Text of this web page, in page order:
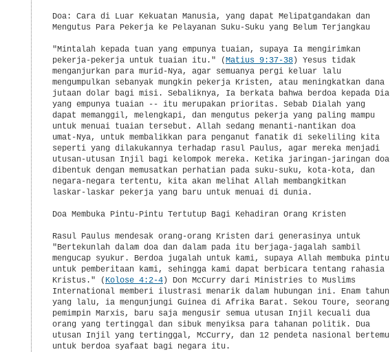
Doa: Cara di Luar Kekuatan Manusia, yang dapat Melipatgandakan dan
Mengutus Para Pekerja ke Pelayanan Suku-Suku yang Belum Terjangkau
"Mintalah kepada tuan yang empunya tuaian, supaya Ia mengirimkan
pekerja-pekerja untuk tuaian itu." (Matius 9:37-38) Yesus tidak
menganjurkan para murid-Nya, agar semuanya pergi keluar lalu
mengumpulkan sebanyak mungkin pekerja Kristen, atau meningkatkan dana
jutaan dolar bagi misi. Sebaliknya, Ia berkata bahwa berdoa kepada Dia
yang empunya tuaian -- itu merupakan prioritas. Sebab Dialah yang
dapat memanggil, melengkapi, dan mengutus pekerja yang paling mampu
untuk menuai tuaian tersebut. Allah sedang menanti-nantikan doa
umat-Nya, untuk membalikkan para penganut fanatik di sekeliling kita
seperti yang dilakukannya terhadap rasul Paulus, agar mereka menjadi
utusan-utusan Injil bagi kelompok mereka. Ketika jaringan-jaringan doa
dibentuk dengan memusatkan perhatian pada suku-suku, kota-kota, dan
negara-negara tertentu, kita akan melihat Allah membangkitkan
laskar-laskar pekerja yang baru untuk menuai di dunia.
Doa Membuka Pintu-Pintu Tertutup Bagi Kehadiran Orang Kristen
Rasul Paulus mendesak orang-orang Kristen dari generasinya untuk
"Bertekunlah dalam doa dan dalam pada itu berjaga-jagalah sambil
mengucap syukur. Berdoa jugalah untuk kami, supaya Allah membuka pintu
untuk pemberitaan kami, sehingga kami dapat berbicara tentang rahasia
Kristus." ( Kolose 4:2-4) Don McCurry dari Ministries to Muslims
International memberi ilustrasi menarik dalam hubungan ini. Enam tahun
yang lalu, ia mengunjungi Guinea di Afrika Barat. Sekou Toure, seorang
pemimpin Marxis, baru saja mengusir semua utusan Injil kecuali dua
orang yang tertinggal dan sibuk menyiksa para tahanan politik. Dua
utusan Injil yang tertinggal, McCurry, dan 12 pendeta nasional bertemu
untuk berdoa syafaat bagi negara itu.